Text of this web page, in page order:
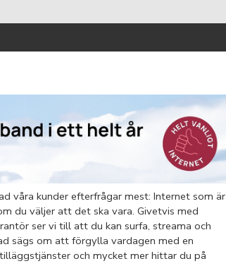
våra kunder efterfrågar mest: Internet som är
du väljer att det ska vara. Givetvis med
ser vi till att du kan surfa, streama och
sägs om att förgylla vardagen med en
och mycket mer hittar du på